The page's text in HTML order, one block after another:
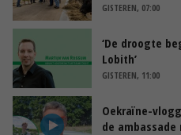
GISTEREN, 07:00
‘De droogte
Lobith’
GISTEREN, 11:00
Oekraïne-
de